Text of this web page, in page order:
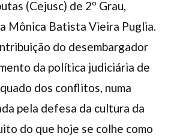
(Cejusc) de 2º Grau,
Mônica Batista Vieira Puglia.
do desembargador
da política judiciária de
dos conflitos, numa
pela defesa da cultura da
do que hoje se colhe como